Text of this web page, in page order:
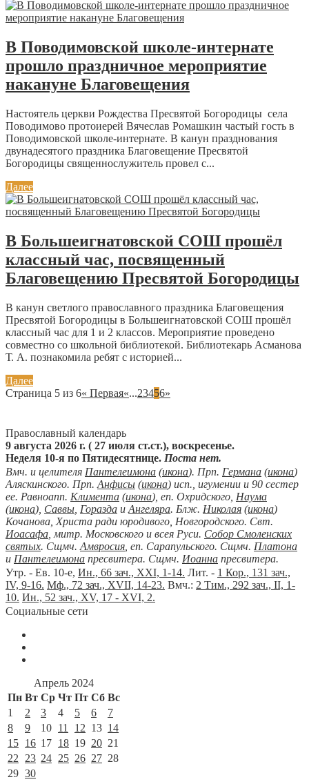
В Поводимовской школе-интернате
прошло праздничное мероприятие
накануне Благовещения
Настоятель церкви Рождества Пресвятой Богородицы села
Поводимово протоиерей Вячеслав Ромашкин частый гость в
Поводимовской школе-интернате. В канун празднования
двунадесятого праздника Благовещение Пресвятой
Богородицы священнослужитель провел с...
Далее
В Большеигнатовской СОШ прошёл
классный час, посвященный
Благовещению Пресвятой Богородицы
В канун светлого православного праздника Благовещения
Пресвятой Богородицы в Большеигнатовской СОШ прошёл
классный час для 1 и 2 классов. Мероприятие проведено
совместно со школьной библиотекой. Библиотекарь Асманова
Т. А. познакомила ребят с историей...
Далее
Страница 5 из 6« Первая«...23456»
Православный календарь
9 августа 2026 г. ( 27 июля ст.ст.), воскресенье.
Неделя 10-я по Пятидесятнице. Поста нет.
Вмч. и целителя Пантелеимона (икона). Прп. Германа (икона)
Аляскинского. Прп. Анфисы (икона) исп., игумении и 90 сестер
ее. Равноапп. Климента (икона), еп. Охридского, Наума
(икона), Саввы Горазда и Ангеляра. Блж. Николая (икона)
Кочанова, Христа ради юродивого, Новгородского. Свт.
Иоасафа , митр. Московского и всея Руси. Собор Смоленских
святых. Сщмч. Амвросия , еп. Сарапульского. Сщмч. Платона
и Пантелеимона пресвитера. Сщмч. Иоанна пресвитера.
Утр. - Ев. 10-е, Ин., 66 зач., XXI, 1-14. Лит. - 1 Кор., 131 зач.,
IV, 9-16. Мф., 72 зач., XVII, 14-23. Вмч.: 2 Тим., 292 зач., II, 1-
10. Ин., 52 зач., XV, 17 - XVI, 2.
Социальные сети
Апрель 2024
Пн Вт Ср Чт Пт Сб Вс
1
2 3 4 5 6
7
8
9 10 11 12 13 14
15 16 17 18 19 20 21
22
23 24 25 26 27 28
29 30